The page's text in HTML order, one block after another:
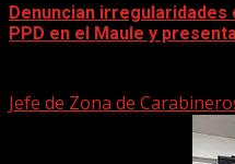
Denuncian
PPD en el Maule y
Jefe de Zona de